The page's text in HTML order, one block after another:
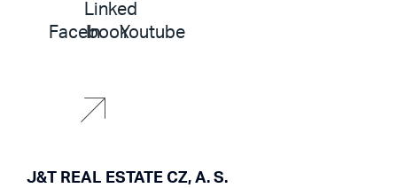
Facebook
Linked
In
Youtube
J&T REAL ESTATE CZ, A. S.